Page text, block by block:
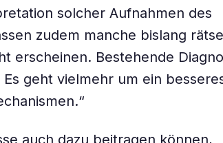
solcher Aufnahmen des
zudem manche bislang
erscheinen. Bestehende
geht vielmehr um ein
auch dazu beitragen können,